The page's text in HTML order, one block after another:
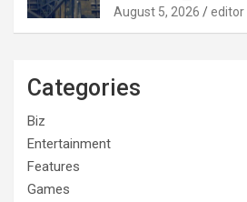
August 5, 2026 editor
Categories
Biz
Entertainment
Features
Games